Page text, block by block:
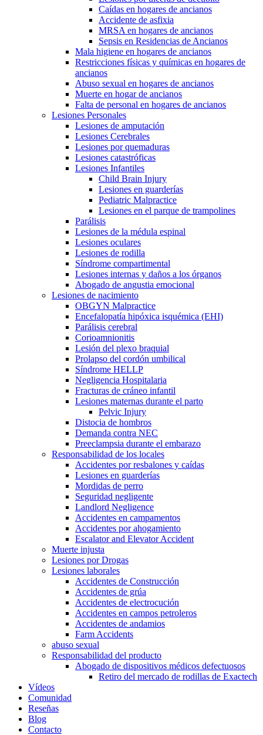
Caídas en hogares de ancianos
Accidente de asfixia
MRSA en hogares de ancianos
Sepsis en Residencias de Ancianos
Mala higiene en hogares de ancianos
Restricciones físicas y químicas en hogares de
ancianos
Abuso sexual en hogares de ancianos
Muerte en hogar de ancianos
Falta de personal en hogares de ancianos
Lesiones Personales
Lesiones de amputación
Lesiones Cerebrales
Lesiones por quemaduras
Lesiones catastróficas
Lesiones Infantiles
Child Brain Injury
Lesiones en guarderías
Pediatric Malpractice
Lesiones en el parque de trampolines
Parálisis
Lesiones de la médula espinal
Lesiones oculares
Lesiones de rodilla
Síndrome compartimental
Lesiones internas y daños a los órganos
Abogado de angustia emocional
Lesiones de nacimiento
OBGYN Malpractice
Encefalopatía hipóxica isquémica (EHI)
Parálisis cerebral
Corioamnionitis
Lesión del plexo braquial
Prolapso del cordón umbilical
Síndrome HELLP
Negligencia Hospitalaria
Fracturas de cráneo infantil
Lesiones maternas durante el parto
Pelvic Injury
Distocia de hombros
Demanda contra NEC
Preeclampsia durante el embarazo
Responsabilidad de los locales
Accidentes por resbalones y caídas
Lesiones en guarderías
Mordidas de perro
Seguridad negligente
Landlord Negligence
Accidentes en campamentos
Accidentes por ahogamiento
Escalator and Elevator Accident
Muerte injusta
Lesiones por Drogas
Lesiones laborales
Accidentes de Construcción
Accidentes de grúa
Accidentes de electrocución
Accidentes en campos petroleros
Accidentes de andamios
Farm Accidents
abuso sexual
Responsabilidad del producto
Abogado de dispositivos médicos defectuosos
Retiro del mercado de rodillas de Exactech
Vídeos
Comunidad
Reseñas
Blog
Contacto